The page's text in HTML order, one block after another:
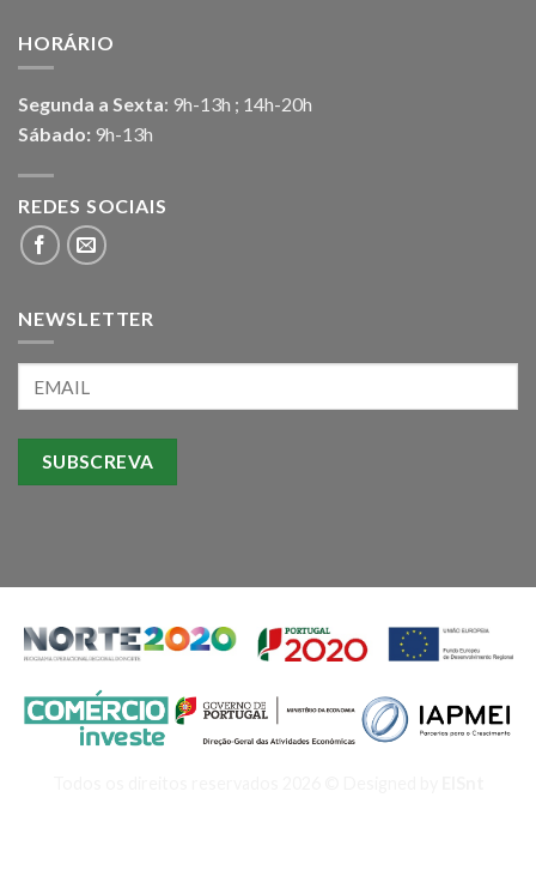
HORÁRIO
Segunda a Sexta: 9h-13h ; 14h-20h
Sábado: 9h-13h
REDES SOCIAIS
NEWSLETTER